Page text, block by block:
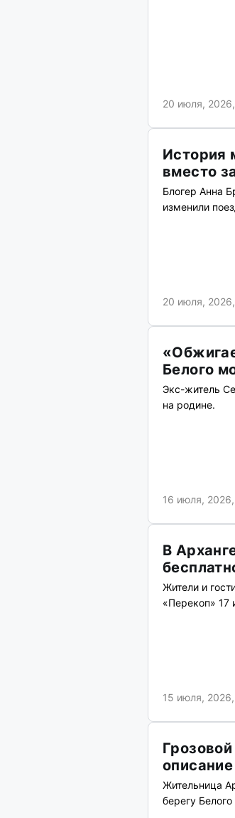
20 июля,
История
вместо
Блогер Анна
изменили
20 июля,
Белого
Экс-житель
на родине.
16 июля,
В
Жители и
«Перекоп» 17
15 июля,
описание
Жительница
берегу